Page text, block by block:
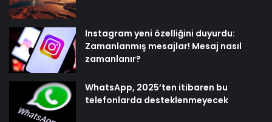
Instagram yeni özelliğini duyurdu:
Zamanlanmış mesajlar! Mesaj nasıl
zamanlanır?
WhatsApp, 2025’ten itibaren bu
telefonlarda desteklenmeyecek